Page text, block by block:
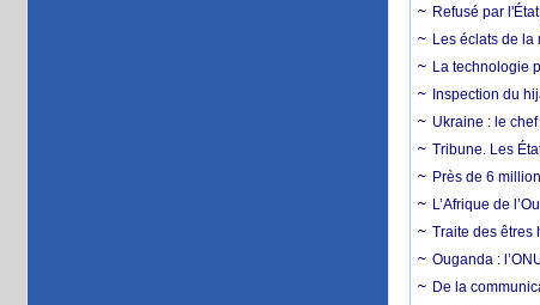
Refusé par
Les éclats de la
La technologie
Inspection du
Ukraine : le
Tribune. Les
Près de 6
L’Afrique de
Traite des êtres
Ouganda :
De la